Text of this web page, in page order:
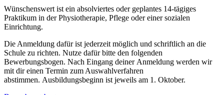
Wünschenswert ist ein absolviertes oder geplantes 14-tägiges
Praktikum in der Physiotherapie, Pflege oder einer sozialen
Einrichtung.
Die Anmeldung dafür ist jederzeit möglich und schriftlich an die
Schule zu richten. Nutze dafür bitte den folgenden
Bewerbungsbogen. Nach Eingang deiner Anmeldung werden wir
mit dir einen Termin zum Auswahlverfahren
abstimmen. Ausbildungsbeginn ist jeweils am 1. Oktober.